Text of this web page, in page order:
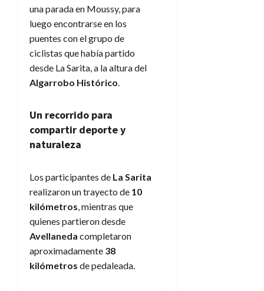
una parada en Moussy, para
luego encontrarse en los
puentes con el grupo de
ciclistas que había partido
desde La Sarita, a la altura del
Algarrobo Histórico.
Un recorrido para
compartir deporte y
naturaleza
Los participantes de La Sarita
realizaron un trayecto de 10
kilómetros, mientras que
quienes partieron desde
Avellaneda completaron
aproximadamente 38
kilómetros de pedaleada.